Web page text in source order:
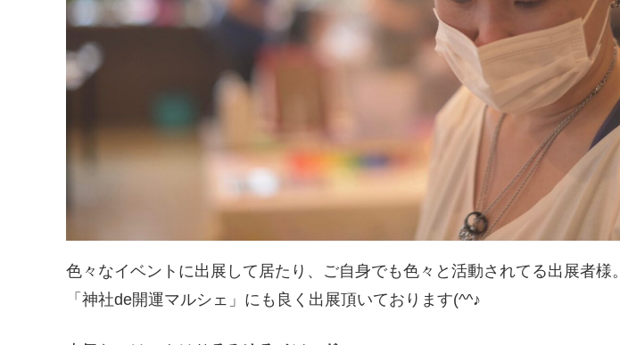
色々なイベントに出展して居たり、ご自身でも色々と活動されてる出展者様。
「神社de開運マルシェ」にも良く出展頂いております(^^♪